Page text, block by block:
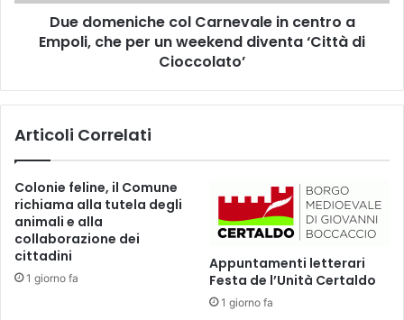
r
o
,
l
a
s
o
l
o
C
n
e
v
a
e
Due domeniche col Carnevale in centro a
Empoli, che per un weekend diventa ‘Città di
Cioccolato’
Articoli Correlati
Colonie feline, il Comune
richiama alla tutela degli
animali e alla
collaborazione dei
cittadini
1 giorno fa
Appuntamenti letterari
Festa de l’Unità Certaldo
1 giorno fa